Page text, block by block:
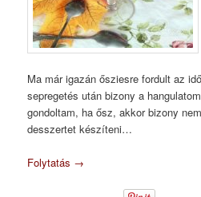
Ma már igazán ősziesre fordult az
sepregetés után bizony a
gondoltam, ha ősz, akkor bizony
desszertet készíteni…
Folytatás →